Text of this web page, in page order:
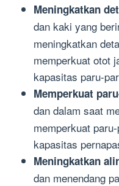
Meningkatkan
dan kaki yang
meningkatkan
memperkuat otot
kapasitas paru-
Memperkuat
dan dalam saat
memperkuat
kapasitas
Meningkatkan
dan menendang